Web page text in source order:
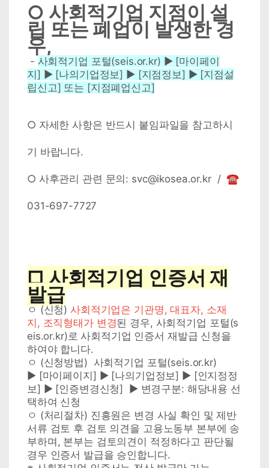
○ 사회적기업 지점이 설
립 또는 폐업이 발생한 경
우,
- 사회적기업 포털(seis.or.kr) ▶ [마이페이
지] ▶ [나의기업정보] ▶ [지점정보] ▶ [지점설
립신고] 또는 [지점폐업신고]
○ 자세한 사항은 반드시 붙임파일을 참고하시
기 바랍니다.
○ 사후관리 관련 문의: svc@ikosea.or.kr / ☎
031-697-7727
□ 사회적기업 인증서 재
발급
ㅇ (신청)사회적기업은 기관명, 대표자, 소재
지, 조직형태가 변경된 경우, 사회적기업 포털(s
eis.or.kr)로 사회적기업 인증서 재발급 신청을
하여야 합니다.
ㅇ (신청방법) 사회적기업 포털(seis.or.kr)
▶ [마이페이지] ▶ [나의기업정보] ▶ [인지정정
보] ▶ [인증변경신청] ▶ 변경구분: 해당내용 선
택하여 신청
ㅇ (처리절차) 진흥원은 변경 사실 확인 및 제반
서류 검토 후 검토 의견을 고용노동부 본부에 송
부하며, 본부는 검토의견이 적정하다고 판단될
경우 인증서 발급을 승인합니다.